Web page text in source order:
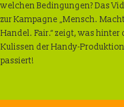
welchen Bedingungen? Das
zur Kampagne „Mensch.
Handel. Fair.“ zeigt, was hinter
Kulissen der Handy-Produktion
passiert!